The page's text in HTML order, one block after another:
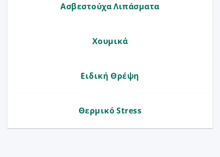
Ασβεστούχα Λιπάσματα
Χουμικά
Ειδική Θρέψη
Θερμικό Stress